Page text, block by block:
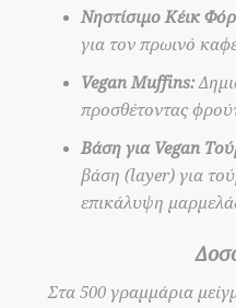
Νηστίσιμο Κέικ
για τον πρωινό
Vegan Muffins:
προσθέτοντας
Βάση για Vegan
βάση (layer) για
επικάλυψη
Στα 500 γραμμάρια